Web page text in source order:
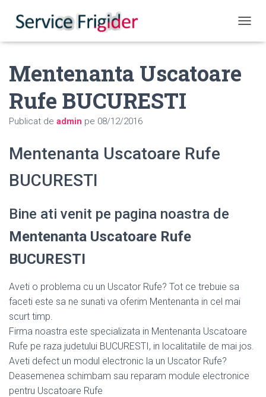
Mentenanta Uscatoare
Rufe BUCURESTI
Publicat de admin pe 08/12/2016
Mentenanta Uscatoare Rufe
BUCURESTI
Bine ati venit pe pagina noastra de
Mentenanta Uscatoare Rufe
BUCURESTI
Aveti o problema cu un Uscator Rufe? Tot ce trebuie sa
faceti este sa ne sunati va oferim Mentenanta in cel mai
scurt timp.
Firma noastra este specializata in Mentenanta Uscatoare
Rufe pe raza judetului BUCURESTI, in localitatiile de mai jos.
Aveti defect un modul electronic la un Uscator Rufe?
Deasemenea schimbam sau reparam module electronice
pentru Uscatoare Rufe